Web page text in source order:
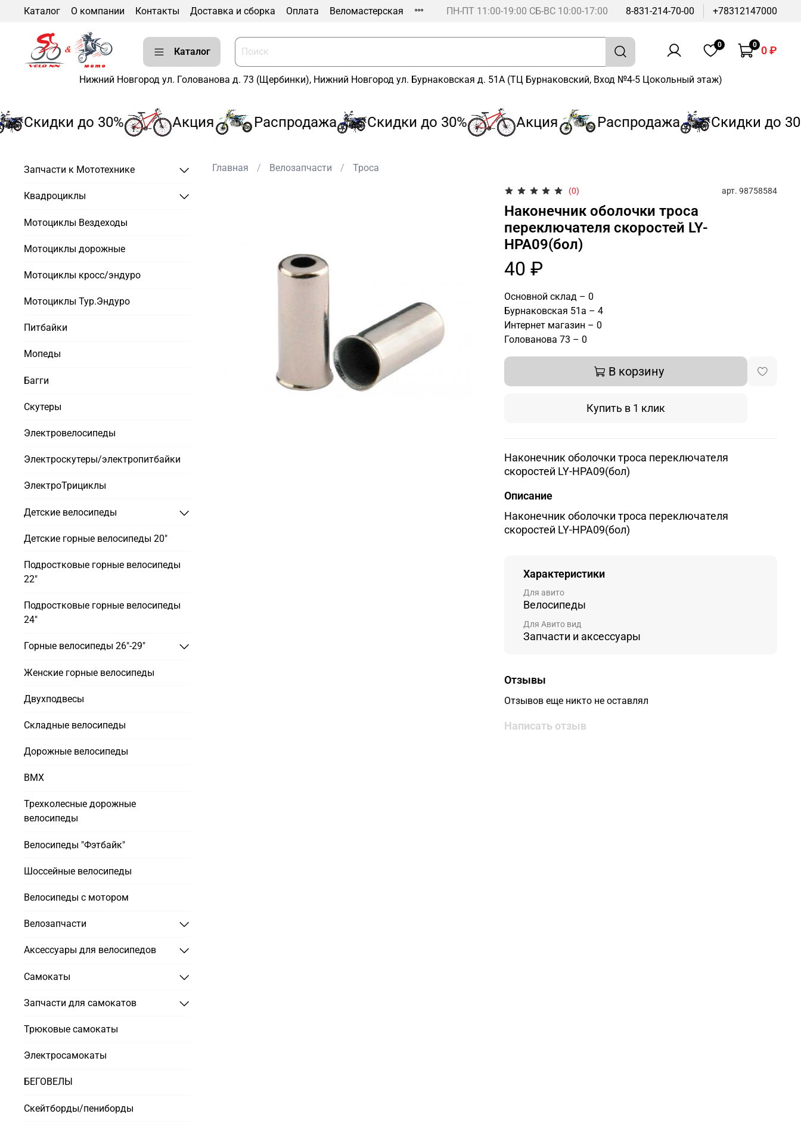
Каталог О компании Контакты Доставка и сборка Оплата Веломастерская ПН-ПТ 11:00-19:00 СБ-ВС 10:00-17:00 8-831-214-70-00 +78312147000
Каталог
0 0 0 ₽
Нижний Новгород ул. Голованова д. 73 (Щербинки), Нижний Новгород ул. Бурнаковская д. 51А (ТЦ Бурнаковский, Вход №4-5 Цокольный этаж)
Скидки до 30% Акция Распродажа Скидки до 30% Акция Распродажа Скидки до 30%
Главная Велозапчасти Троса
(0) арт. 98758584
Наконечник оболочки троса
переключателя скоростей LY-
HPA09(бол)
40 ₽
Основной склад – 0
Бурнаковская 51а – 4
Интернет магазин – 0
Голованова 73 – 0
В корзину
Купить в 1 клик
Наконечник оболочки троса переключателя
скоростей LY-HPA09(бол)
Описание
Наконечник оболочки троса переключателя
скоростей LY-HPA09(бол)
Характеристики
Для авито
Велосипеды
Для Авито вид
Запчасти и аксессуары
Отзывы
Отзывов еще никто не оставлял
Написать отзыв
Запчасти к Мототехнике
Квадроциклы
Мотоциклы Вездеходы
Мотоциклы дорожные
Мотоциклы кросс/эндуро
Мотоциклы Тур.Эндуро
Питбайки
Мопеды
Багги
Скутеры
Электровелосипеды
Электроскутеры/электропитбайки
ЭлектроТрициклы
Детские велосипеды
Детские горные велосипеды 20"
Подростковые горные велосипеды
22"
Подростковые горные велосипеды
24"
Горные велосипеды 26"-29"
Женские горные велосипеды
Двухподвесы
Складные велосипеды
Дорожные велосипеды
BMX
Трехколесные дорожные
велосипеды
Велосипеды "Фэтбайк"
Шоссейные велосипеды
Велосипеды с мотором
Велозапчасти
Аксессуары для велосипедов
Самокаты
Запчасти для самокатов
Трюковые самокаты
Электросамокаты
БЕГОВЕЛЫ
Скейтборды/пениборды